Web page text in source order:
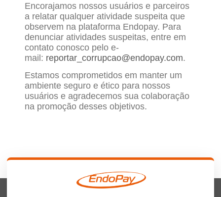
Encorajamos nossos usuários e parceiros
a relatar qualquer atividade suspeita que
observem na plataforma Endopay. Para
denunciar atividades suspeitas, entre em
contato conosco pelo e-
mail: reportar_corrupcao@endopay.com.
Estamos comprometidos em manter um
ambiente seguro e ético para nossos
usuários e agradecemos sua colaboração
na promoção desses objetivos.